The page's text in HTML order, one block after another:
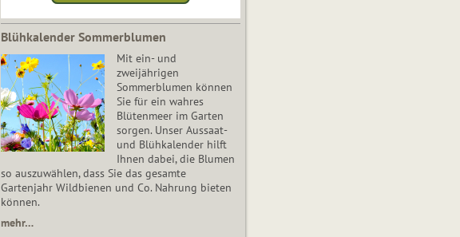
Blühkalender Sommerblumen
Mit ein- und
zweijährigen
Sommerblumen können
Sie für ein wahres
Blütenmeer im Garten
sorgen. Unser Aussaat-
und Blühkalender hilft
Ihnen dabei, die Blumen
so auszuwählen, dass Sie das gesamte
Gartenjahr Wildbienen und Co. Nahrung bieten
können.
mehr…